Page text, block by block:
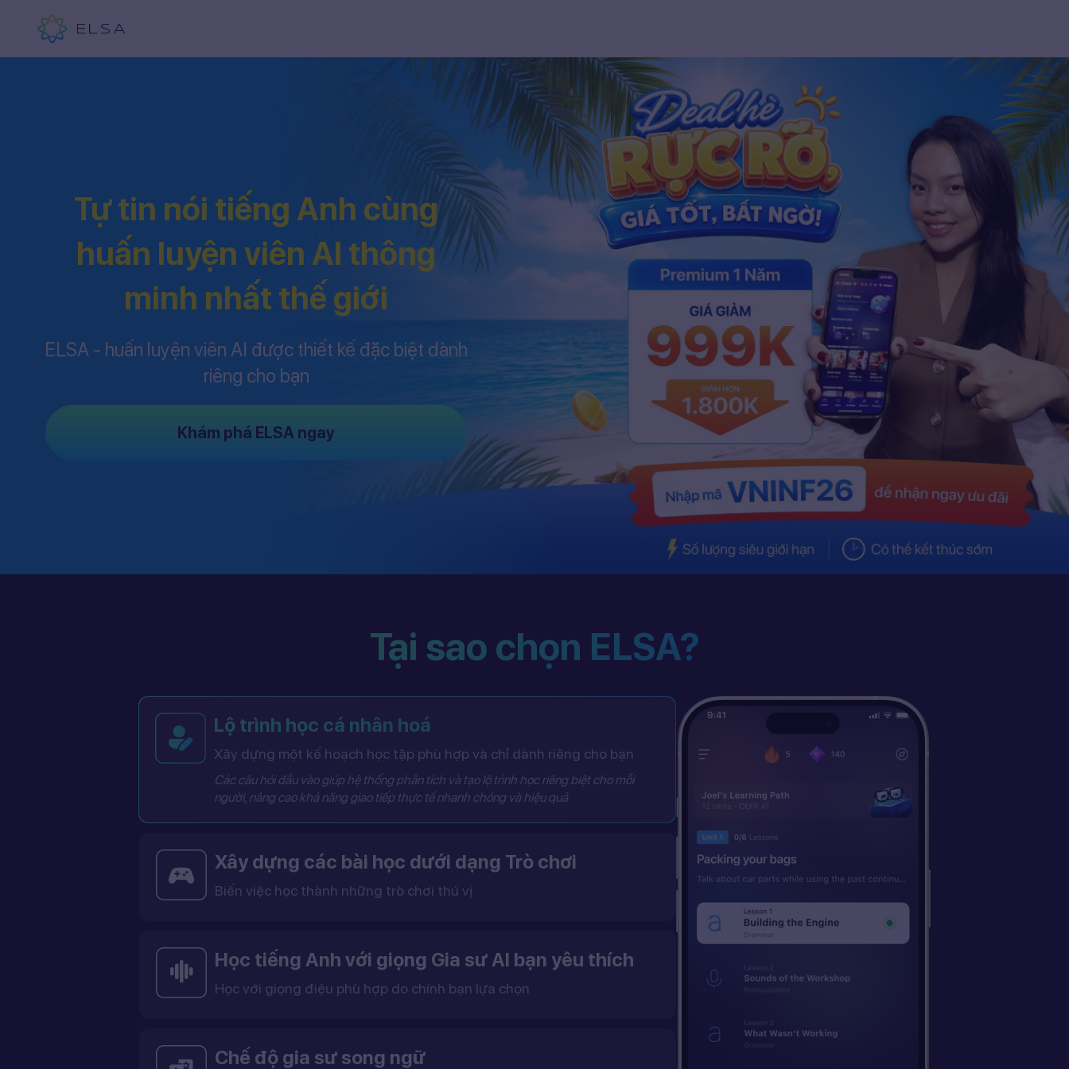
Tự tin nói tiếng Anh cùng
huấn luyện viên AI thông
minh nhất thế giới
ELSA - huấn luyện viên AI được thiết kế đặc biệt dành
riêng cho bạn
Khám phá ELSA ngay
Tại sao chọn ELSA?
Lộ trình học cá nhân hoá
Xây dựng một kế hoạch học tập phù hợp và chỉ dành riêng cho bạn
Các câu hỏi đầu vào giúp hệ thống phân tích và tạo lộ trình học riêng biệt cho mỗi
người, nâng cao khả năng giao tiếp thực tế nhanh chóng và hiệu quả
Xây dựng các bài học dưới dạng Trò chơi
Biến việc học thành những trò chơi thú vị
Học tiếng Anh với giọng Gia sư AI bạn yêu thích
Học với giọng điệu phù hợp do chính bạn lựa chọn
Chế độ gia sư song ngữ